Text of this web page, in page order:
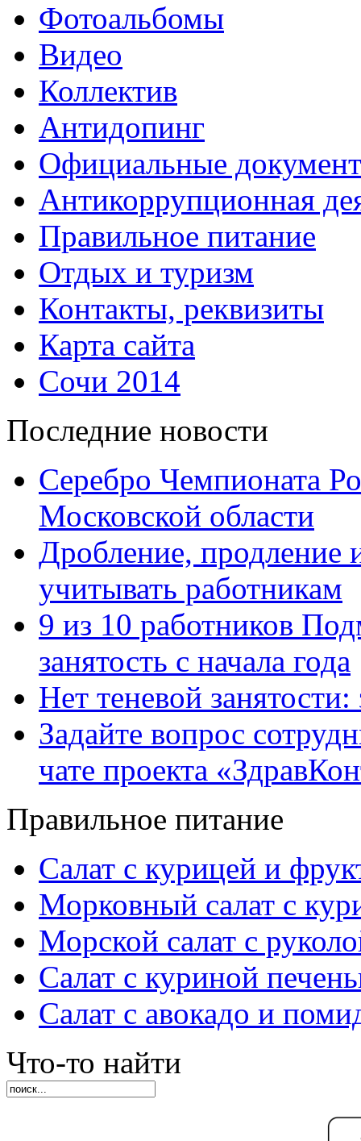
Фотоальбомы
Видео
Коллектив
Антидопинг
Официальные
Антикоррупционная
Правильное питание
Отдых и туризм
Контакты, реквизиты
Карта сайта
Сочи 2014
Последние новости
Серебро Чемпионата
Московской области
Дробление, продление
учитывать работникам
9 из 10 работников
занятость с начала года
Нет теневой
Задайте вопрос
чате проекта
Правильное питание
Салат с курицей и
Морковный салат с
Морской салат с
Салат с куриной
Салат с авокадо и
Что-то найти